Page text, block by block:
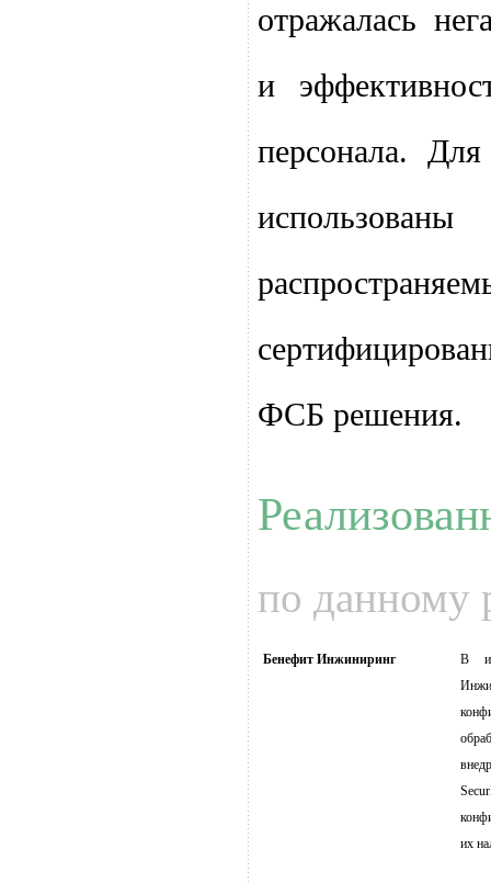
отражалась
и
персонала.
ФСБ решения.
по данному
Бенефит Инжиниринг
В
их